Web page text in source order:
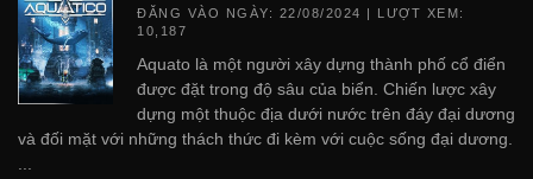
ĐĂNG VÀO NGÀY: 22/08/2024 | LƯỢT XEM:
10,187
Aquato là một người xây dựng thành phố cổ điển
được đặt trong độ sâu của biển. Chiến lược xây
dựng một thuộc địa dưới nước trên đáy đại dương
và đối mặt với những thách thức đi kèm với cuộc sống đại dương.